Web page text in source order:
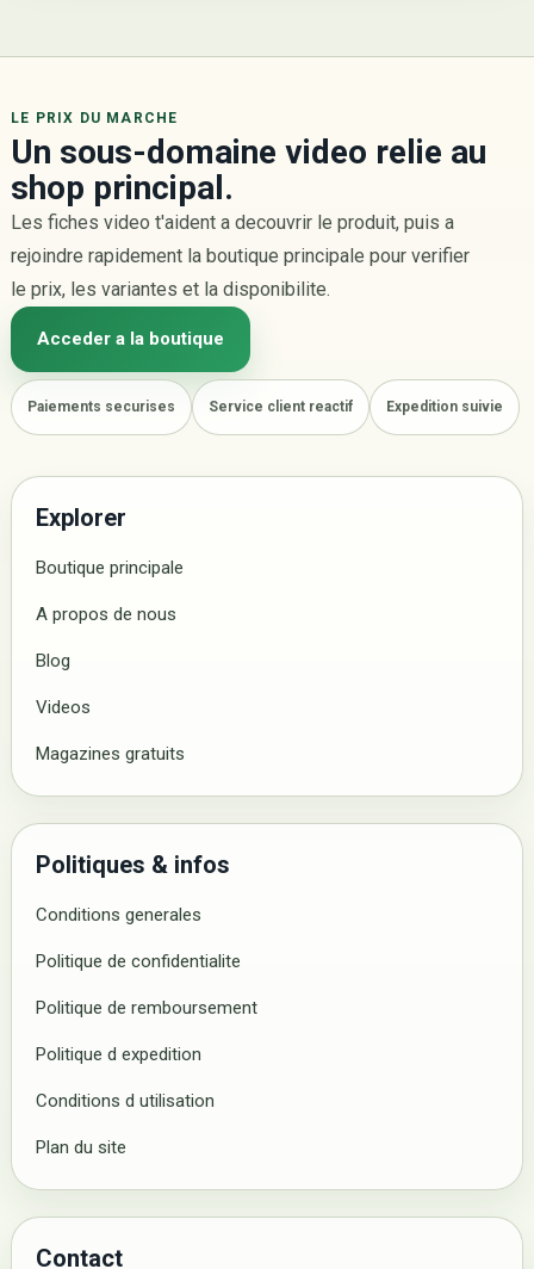
LE PRIX DU MARCHE
Un sous-domaine video relie au
shop principal.
Les fiches video t'aident a decouvrir le produit, puis a
rejoindre rapidement la boutique principale pour verifier
le prix, les variantes et la disponibilite.
Acceder a la boutique
Paiements securises Service client reactif Expedition suivie
Explorer
Boutique principale
A propos de nous
Blog
Videos
Magazines gratuits
Politiques & infos
Conditions generales
Politique de confidentialite
Politique de remboursement
Politique d expedition
Conditions d utilisation
Plan du site
Contact